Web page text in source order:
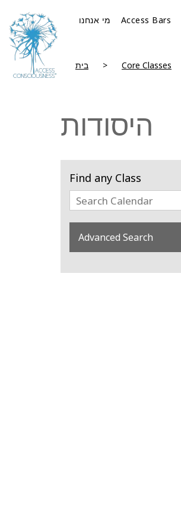
מי אנחנו Access Bars
בית Core Classes
היסודות
Find any Class
Advanced Search